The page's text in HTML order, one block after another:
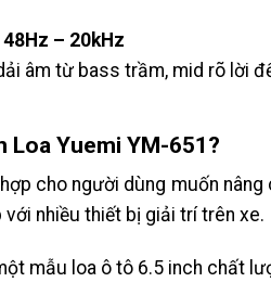
– 20kHz
âm từ bass trầm, mid rõ lời
Loa Yuemi YM-651?
cho người dùng muốn
với nhiều thiết bị giải trí trên xe.
mẫu loa ô tô 6.5 inch chất